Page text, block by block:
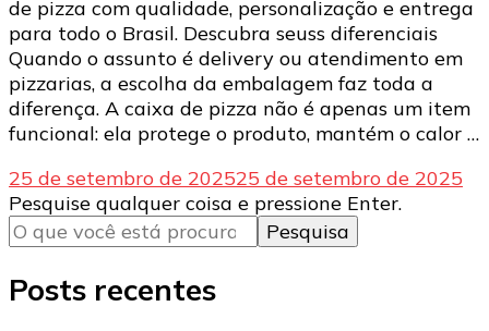
de pizza com qualidade, personalização e entrega
para todo o Brasil. Descubra seuss diferenciais
Quando o assunto é delivery ou atendimento em
pizzarias, a escolha da embalagem faz toda a
diferença. A caixa de pizza não é apenas um item
funcional: ela protege o produto, mantém o calor …
25 de setembro de 202525 de setembro de 2025
Procurando
algo?
Pesquise qualquer coisa e pressione Enter.
Posts recentes